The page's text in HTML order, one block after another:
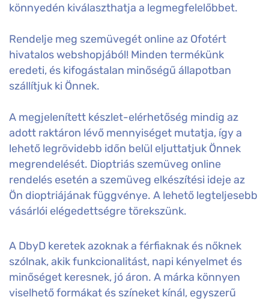
könnyedén kiválaszthatja a legmegfelelőbbet.
Rendelje meg szemüvegét online az Ofotért
hivatalos webshopjából! Minden termékünk
eredeti, és kifogástalan minőségű állapotban
szállítjuk ki Önnek.
A megjelenített készlet-elérhetőség mindig az
adott raktáron lévő mennyiséget mutatja, így a
lehető legrövidebb időn belül eljuttatjuk Önnek
megrendelését. Dioptriás szemüveg online
rendelés esetén a szemüveg elkészítési ideje az
Ön dioptriájának függvénye. A lehető legteljesebb
vásárlói elégedettségre törekszünk.
A DbyD keretek azoknak a férfiaknak és nőknek
szólnak, akik funkcionalitást, napi kényelmet és
minőséget keresnek, jó áron. A márka könnyen
viselhető formákat és színeket kínál, egyszerű